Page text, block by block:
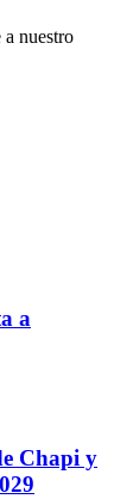
nuestro
a
Chapi y